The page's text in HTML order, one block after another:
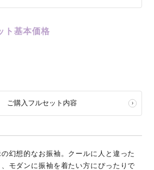
ト基本価格
ご購入フルセット内容
幻想的なお振袖。クールに人と違った
モダンに振袖を着たい方にぴったりで